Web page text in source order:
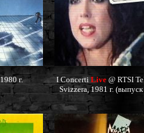
г. I ConcertiLive@ RTSI
Svizzera, 1981 г. (выпуск